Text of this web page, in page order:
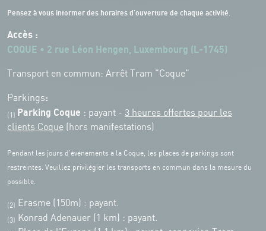
Pensez à vous informer des horaires d'ouverture de chaque activité.
Accès :
COQUE • 2 rue Léon Hengen, Luxembourg (L-1745)
Transport en commun: Arrêt Tram "Coque"
Parkings:
(1) Parking Coque : payant - 3 heures offertes pour les
clients Coque (hors manifestations)
Pendant les jours d'événements à la Coque, les places de parkings sont
restreintes. Veuillez privilégier les transports en commun dans la mesure du
possible.
(2) Erasme (150m) : payant.
(3) Konrad Adenauer (1 km) : payant.